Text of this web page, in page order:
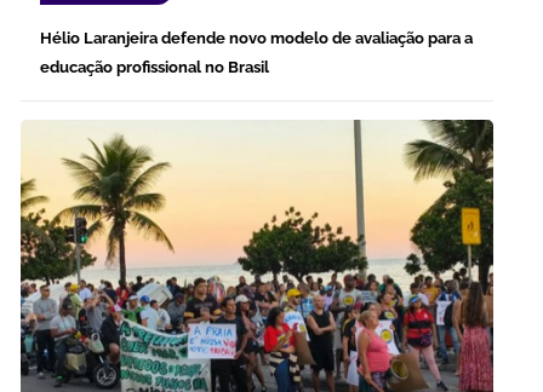
Hélio Laranjeira defende novo modelo de avaliação para a
educação profissional no Brasil